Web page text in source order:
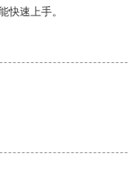
快速上手。